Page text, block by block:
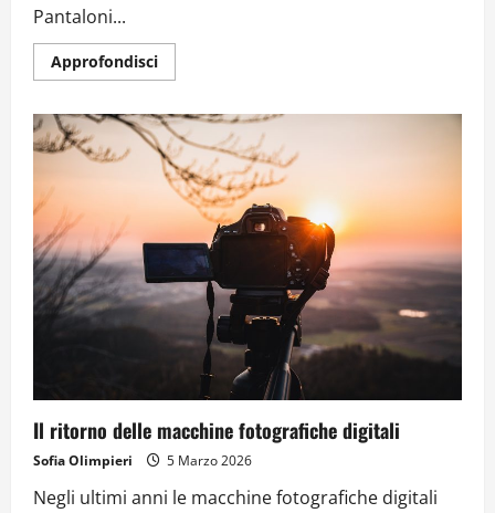
Pantaloni...
Approfondisci
Il ritorno delle macchine fotografiche digitali
Sofia Olimpieri 5 Marzo 2026
Negli ultimi anni le macchine fotografiche digitali